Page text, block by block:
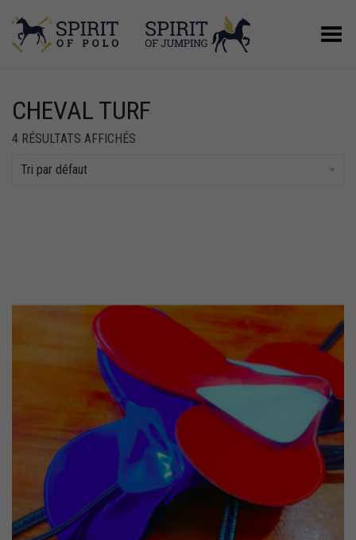
Basculer le menu
CHEVAL TURF
4 RÉSULTATS AFFICHÉS
Tri par défaut